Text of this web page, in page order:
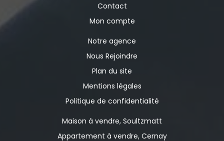
Contact
Mon compte
Notre agence
Nous Rejoindre
Plan du site
Mentions légales
Politique de confidentialité
Maison à vendre, Soultzmatt
Appartement à vendre, Cernay